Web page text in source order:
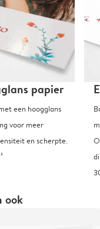
papier
een hoogglans
voor meer
en scherpte.
ook